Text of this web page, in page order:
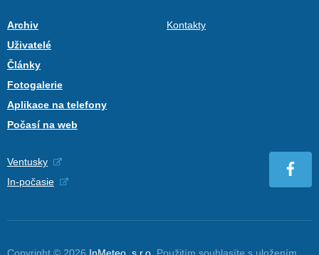
Archiv
Uživatelé
Články
Fotogalerie
Aplikace na telefony
Počasí na web
Kontakty
Ventusky
In-počasie
Copyright © 2026 InMeteo, s.r.o. Použitím souhlasíte s uložením